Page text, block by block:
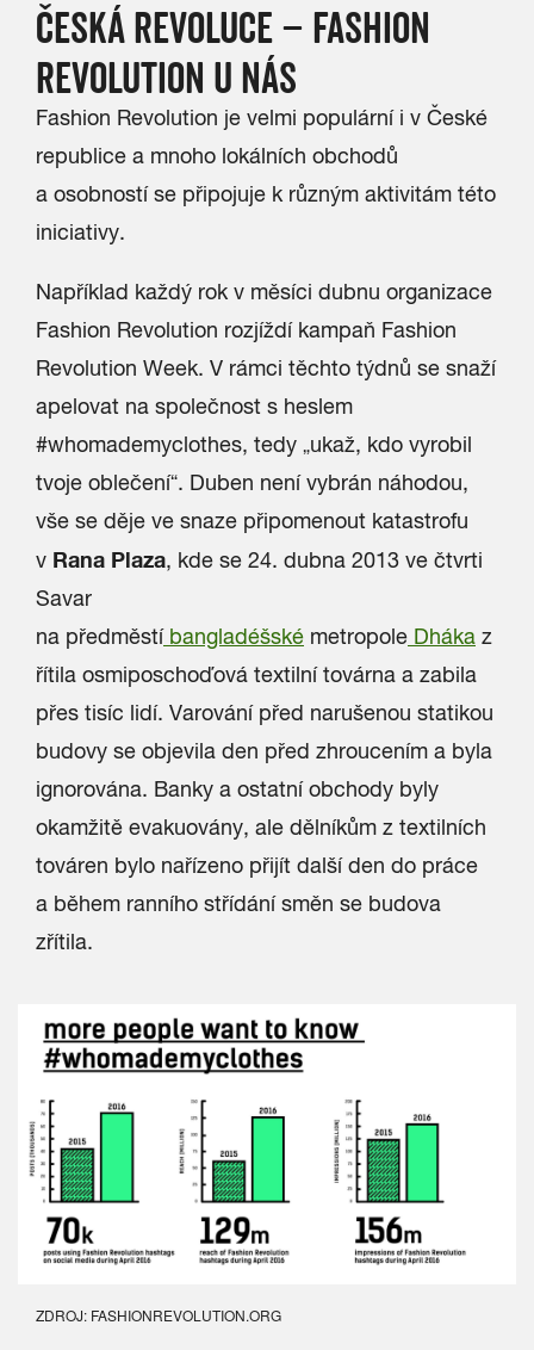
ČESKÁ REVOLUCE – FASHION
REVOLUTION U NÁS
Fashion Revolution je velmi populární i v České
republice a mnoho lokálních obchodů
a osobností se připojuje k různým aktivitám této
iniciativy.
Například každý rok v měsíci dubnu organizace
Fashion Revolution rozjíždí kampaň Fashion
Revolution Week. V rámci těchto týdnů se snaží
apelovat na společnost s heslem
#whomademyclothes, tedy „ukaž, kdo vyrobil
tvoje oblečení“. Duben není vybrán náhodou,
vše se děje ve snaze připomenout katastrofu
v Rana Plaza, kde se 24. dubna 2013 ve čtvrti
Savar
na předměstí bangladéšské metropole Dháka z
řítila osmiposchoďová textilní továrna a zabila
přes tisíc lidí. Varování před narušenou statikou
budovy se objevila den před zhroucením a byla
ignorována. Banky a ostatní obchody byly
okamžitě evakuovány, ale dělníkům z textilních
továren bylo nařízeno přijít další den do práce
a během ranního střídání směn se budova
zřítila.
ZDROJ: FASHIONREVOLUTION.ORG